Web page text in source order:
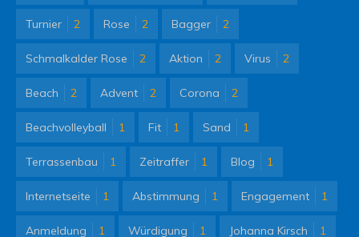
Turnier 2 Rose 2 Bagger 2
Schmalkalder Rose 2 Aktion 2 Virus 2
Beach 2 Advent 2 Corona 2
Beachvolleyball 1 Fit 1 Sand 1
Terrassenbau 1 Zeitraffer 1 Blog 1
Internetseite 1 Abstimmung 1 Engagement 1
Anmeldung 1 Würdigung 1 Johanna Kirsch 1